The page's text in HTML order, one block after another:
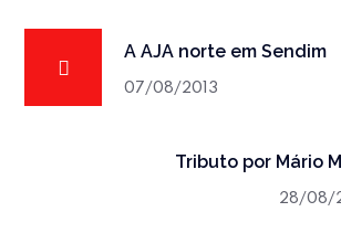
A AJA norte em Sendim
07/08/2013
Tributo por Mário
28/08/